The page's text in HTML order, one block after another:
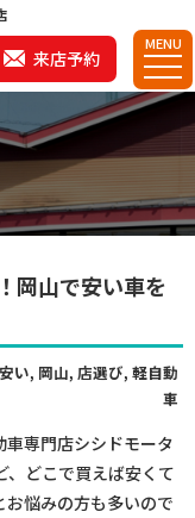
来店予約
MENU
岡山で安い車を
安い, 岡山, 店選び, 軽自動
車
専門店シシドモータ
、どこで買えば安くて
悩みの方も多いので